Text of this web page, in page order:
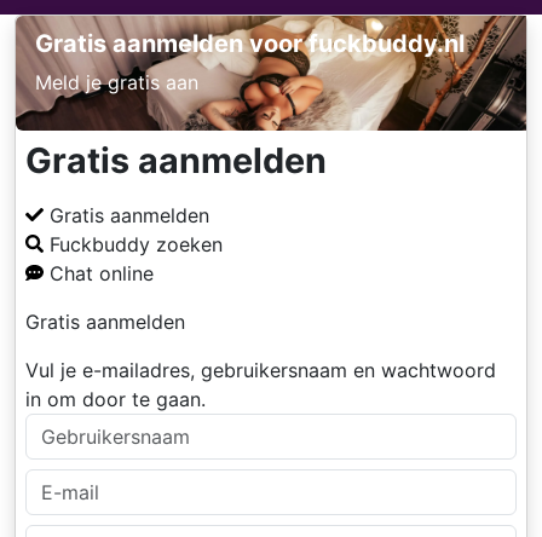
Gratis aanmelden voor fuckbuddy.nl
Meld je gratis aan
Gratis aanmelden
Gratis aanmelden
Fuckbuddy zoeken
Chat online
Gratis aanmelden
Vul je e-mailadres, gebruikersnaam en wachtwoord
in om door te gaan.